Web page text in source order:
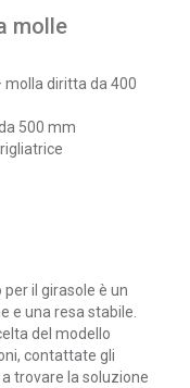
molle
diritta da 400
500 mm
il girasole è un
e una resa stabile.
del modello
contattate gli
trovare la soluzione